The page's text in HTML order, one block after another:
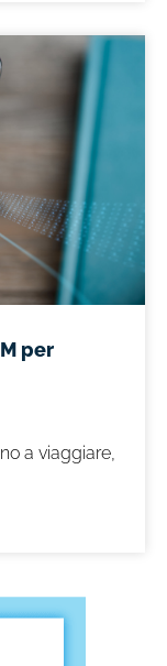
per
a viaggiare,